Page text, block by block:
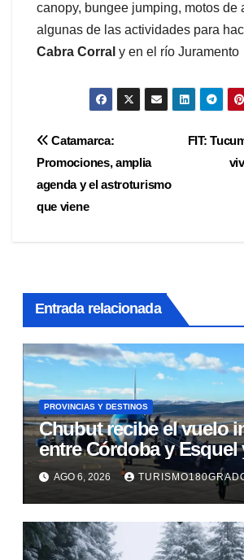
canopy, bungee jumping, motos de
algunas de las actividades para
Cabra Corral y en el río Juramento
Navegación
de
entradas
FIT:
Catamarca:
Promociones, amplia
agenda y el astroturismo
que viene
Entrada relacionada
PROVINCIAS Y DESTINOS
Chubut recibe el vuelo
entre Córdoba y Esquel
fortalece la promoción
la cordillera
AGO 6, 2026